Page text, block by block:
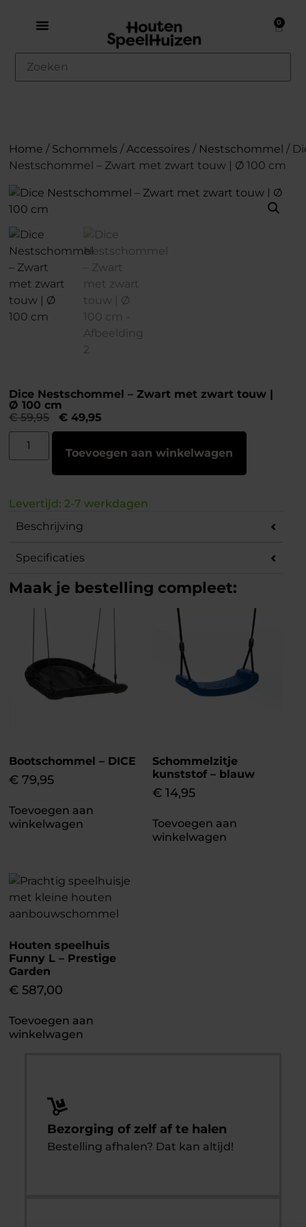
0
Dice Nestschommel – Zwart met zwart touw |
Ø 100 cm
€59,95 € 49,95
Toevoegen aan winkelwagen
Levertijd: 2-7 werkdagen
Beschrijving
Specificaties
Maak je bestelling compleet:
Bootschommel – DICE
€ 79,95
Toevoegen aan
winkelwagen
Schommelzitje
kunststof – blauw
€ 14,95
Toevoegen aan
winkelwagen
Houten speelhuis
Funny L – Prestige
Garden
€ 587,00
Toevoegen aan
winkelwagen
Home / Schommels /Accessoires / Nestschommel /
Nestschommel – Zwart met zwart touw | Ø 100 cm
Bezorging of zelf af te halen
Bestelling afhalen? Dat kan altijd!